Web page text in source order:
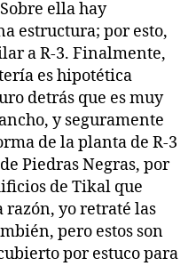
ella hay
estructura; por esto,
a R-3. Finalmente,
es hipotética
detrás que es muy
y seguramente
de la planta de R-3
Piedras Negras, por
de Tikal que
razón, yo retraté las
pero estos son
por estuco para